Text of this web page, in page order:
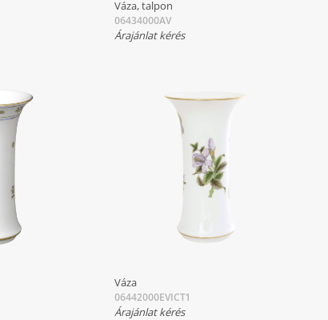
Váza, talpon
06434000AV
Árajánlat kérés
Váza
06442000EVICT1
Árajánlat kérés